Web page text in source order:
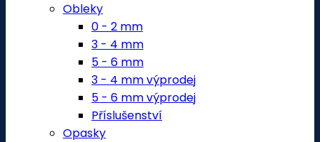
Obleky
0 - 2 mm
3 - 4 mm
5 - 6 mm
3 - 4 mm výprodej
5 - 6 mm výprodej
Příslušenství
Opasky